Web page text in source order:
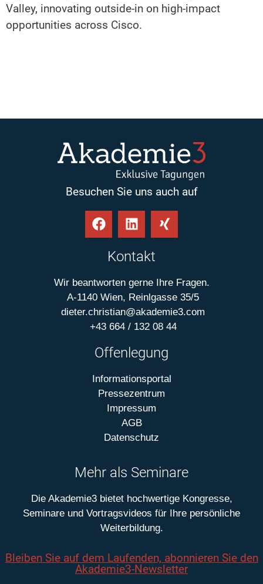
Valley, innovating outside-in on high-impact
opportunities across Cisco.
Besuchen Sie uns auch auf
Kontakt
Wir beantworten gerne Ihre Fragen.
A-1140 Wien, Reinlgasse 35/5
dieter.christian@akademie3.com
+43 664 / 132 08 44
Offenlegung
Informationsportal
Pressezentrum
Impressum
AGB
Datenschutz
Mehr als Seminare
Die Akademie3 bietet hochwertige Kongresse,
Seminare und Vortragsvideos für Ihre persönliche
Weiterbildung.
Bleiben Sie auf dem Laufenden, abonnieren Sie den
Akademie3-Newsletter